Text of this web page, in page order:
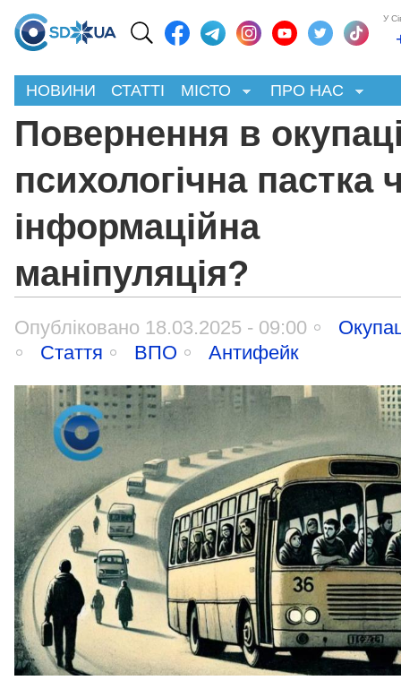
У
НОВИНИ СТАТТІ МІСТО ПРО НАС
Повернення в
психологічна пастка
інформаційна
маніпуляція?
Опубліковано 18.03.2025 - 09:00
Стаття
ВПО Антифейк